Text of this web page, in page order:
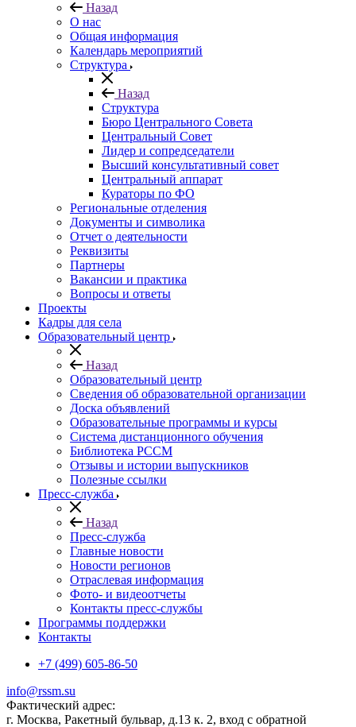
Назад
О нас
Общая информация
Календарь мероприятий
Структура
Назад
Структура
Бюро Центрального Совета
Центральный Совет
Лидер и сопредседатели
Высший консультативный совет
Центральный аппарат
Кураторы по ФО
Региональные отделения
Документы и символика
Отчет о деятельности
Реквизиты
Партнеры
Вакансии и практика
Вопросы и ответы
Проекты
Кадры для села
Образовательный центр
Назад
Образовательный центр
Сведения об образовательной организации
Доска объявлений
Образовательные программы и курсы
Система дистанционного обучения
Библиотека РССМ
Отзывы и истории выпускников
Полезные ссылки
Пресс-служба
Назад
Пресс-служба
Главные новости
Новости регионов
Отраслевая информация
Фото- и видеоотчеты
Контакты пресс-службы
Программы поддержки
Контакты
+7 (499) 605-86-50
info@rssm.su
Фактический адрес:
г. Москва, Ракетный бульвар, д.13 к. 2, вход с обратной